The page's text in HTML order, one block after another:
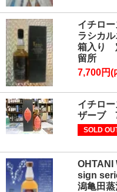
イチロ
ラシカ
箱入り
留所
7,700円(
イチロ
ザーブ
SOLD
OHTANI
sign
潟亀田